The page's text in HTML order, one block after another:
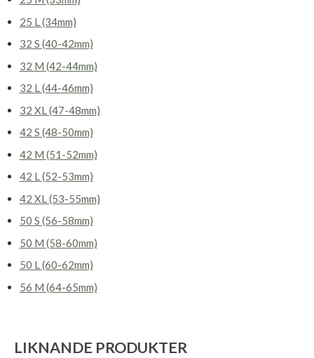
25 L (34mm)
32 S (40-42mm)
32 M (42-44mm)
32 L (44-46mm)
32 XL (47-48mm)
42 S (48-50mm)
42 M (51-52mm)
42 L (52-53mm)
42 XL (53-55mm)
50 S (56-58mm)
50 M (58-60mm)
50 L (60-62mm)
56 M (64-65mm)
LIKNANDE PRODUKTER